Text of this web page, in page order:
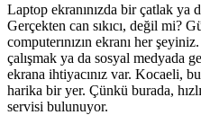
Laptop ekranınızda bir çatlak ya
Gerçekten can sıkıcı, değil mi?
computerınızın ekranı her
çalışmak ya da sosyal medyada
ekrana ihtiyacınız var. Kocaeli,
harika bir yer. Çünkü burada,
servisi bulunuyor.